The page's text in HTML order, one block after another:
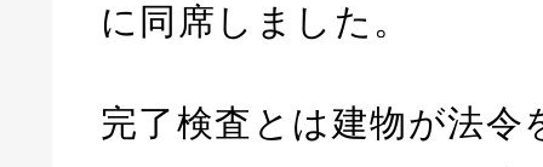
に同席しました。
完了検査とは建物が法令